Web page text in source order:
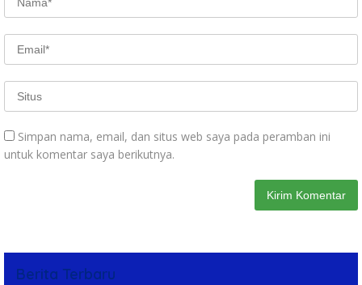
Simpan nama, email, dan situs web saya pada peramban ini
untuk komentar saya berikutnya.
Berita Terbaru